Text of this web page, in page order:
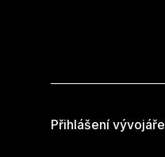
Přihlášení vývojáře